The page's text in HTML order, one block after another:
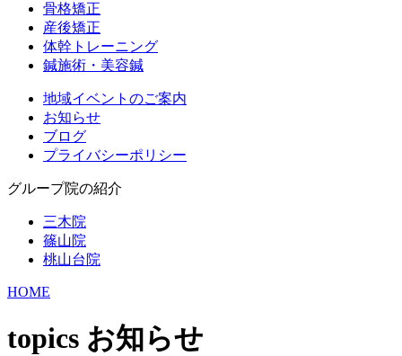
骨格矯正
産後矯正
体幹トレーニング
鍼施術・美容鍼
地域イベントのご案内
お知らせ
ブログ
プライバシーポリシー
グループ院の紹介
三木院
篠山院
桃山台院
HOME
topics お知らせ